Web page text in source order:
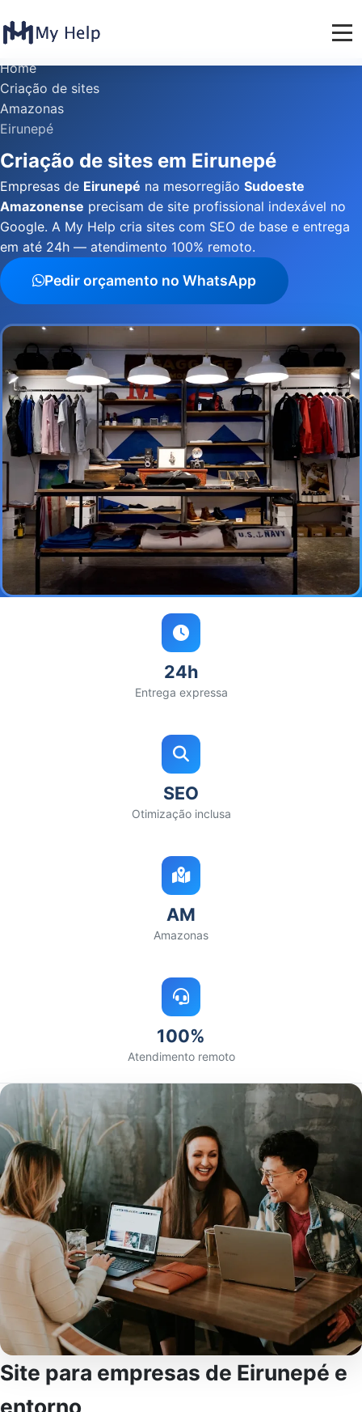
Home
Criação de sites
Amazonas
Eirunepé
Criação de sites em Eirunepé
Empresas de Eirunepé na mesorregião Sudoeste
Amazonense precisam de site profissional indexável no
Google. A My Help cria sites com SEO de base e entrega
em até 24h — atendimento 100% remoto.
Pedir orçamento no WhatsApp
24h
Entrega expressa
SEO
Otimização inclusa
AM
Amazonas
100%
Atendimento remoto
Site para empresas de Eirunepé e
entorno